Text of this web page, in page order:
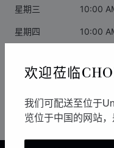
欢迎莅临
我们可配送至位于
览位于中国的网站
星期三 10:00
星期四 10:00
星期六 10:00
星期日 10:00